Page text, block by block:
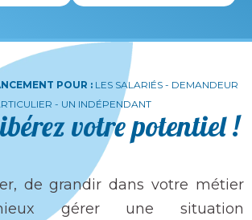
POUR : LES SALARIÉS - DEMANDEUR
- UN INDÉPENDANT
votre potentiel !
de grandir dans votre métier
gérer une situation